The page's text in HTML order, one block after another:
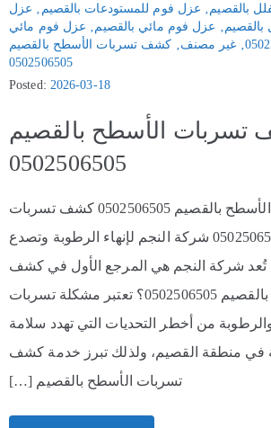
بالقصيم‚ عزل فوم للمستودعات بالقصيم ‚ عزل
بالقصيم‚ عزل فوم مائي بالقصيم‚ عزل فوم مائي
‚ غير مصنف‚ كشف تسربات الأسطح بالقصيم
0502506505
Posted: 2026-03-18
تسربات الأسطح بالقصيم
0502506505
كشف تسربات الأسطح بالقصيم 0502506505 كشف تسربات
الأسطح بالقصيم 0502506505 شركة النجم لإنهاء الرطوبة وتصدع
تُعد شركة النجم هي المرجع الأول في كشف
تسربات الأسطح بالقصيم 0502506505؟ تعتبر مشكلة تسربات
من أخطر التحديات التي تهدد سلامة
في منطقة القصيم، ولذلك تبرز خدمة كشف
تسربات الأسطح بالقصيم […]